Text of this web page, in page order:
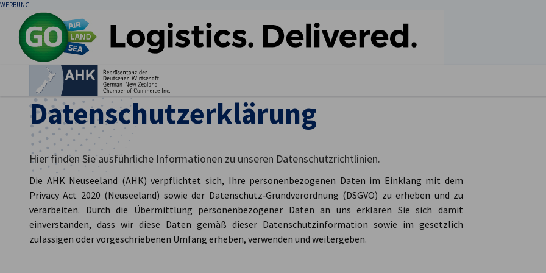
WERBUNG
Einstellungen schließen
German
Datenschutzerklärung
Hier finden Sie ausführliche Informationen zu unseren Datenschutzrichtlinien.
Die AHK Neuseeland (AHK) verpflichtet sich, Ihre personenbezogenen Daten im Einklang mit dem
Privacy Act 2020 (Neuseeland) sowie der Datenschutz‑Grundverordnung (DSGVO) zu erheben und zu
verarbeiten. Durch die Übermittlung personenbezogener Daten an uns erklären Sie sich damit
einverstanden, dass wir diese Daten gemäß dieser Datenschutzinformation sowie im gesetzlich
zulässigen oder vorgeschriebenen Umfang erheben, verwenden und weitergeben.